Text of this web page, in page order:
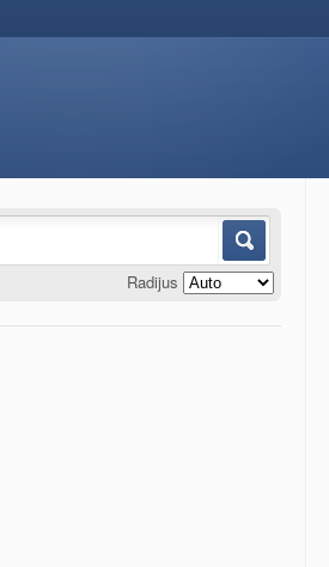
Radijus